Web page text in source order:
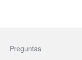
Preguntas